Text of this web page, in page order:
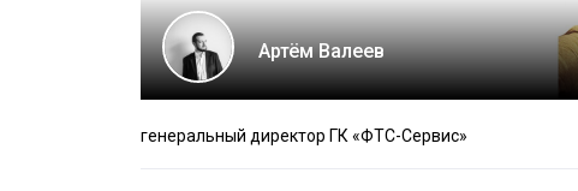
Артём Валеев
генеральный директор ГК «ФТС-Сервис»